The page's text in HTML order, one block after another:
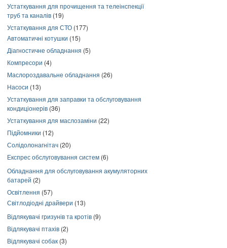
Устаткування для прочищення та телеінспекції
труб та каналів (19)
Устаткування для СТО (177)
Автоматичні котушки (15)
Діагностичне обладнання (5)
Компресори (4)
Маслороздавальне обладнання (26)
Насоси (13)
Устаткування для заправки та обслуговування
кондиціонерів (36)
Устаткування для маслозаміни (22)
Підйомники (12)
Солідолонагнітач (20)
Експрес обслуговування систем (6)
Обладнання для обслуговування акумуляторних
батарей (2)
Освітлення (57)
Світлодіодні драйвери (13)
Відлякувачі гризунів та кротів (9)
Відлякувачі птахів (2)
Відлякувачі собак (3)